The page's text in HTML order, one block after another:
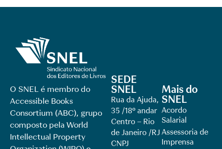
O SNEL é membro do
Accessible Books
Consortium (ABC), grupo
composto pela World
Intellectual Property
SEDE
SNEL
Rua da Ajuda,
35 /18º andar
Centro – Rio
de Janeiro /RJ
CNPJ
Mais do
SNEL
Acordo
Salarial
Assessoria de
Imprensa